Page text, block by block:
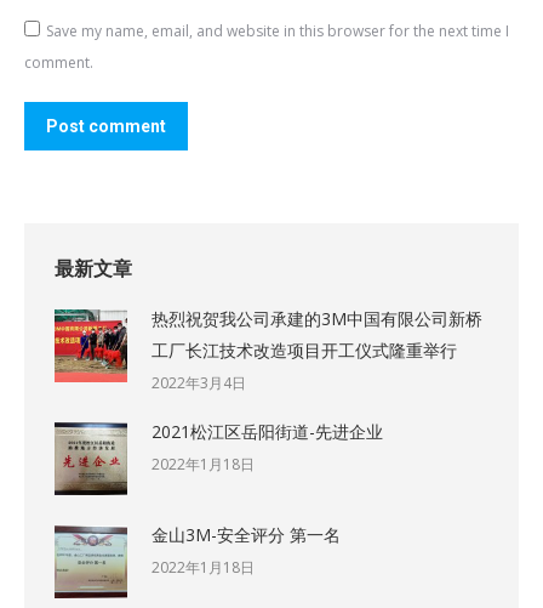
Save my name, email, and website in this browser for the next time I
comment.
Post comment
最新文章
热烈祝贺我公司承建的3M中国有限公司新桥
工厂长江技术改造项目开工仪式隆重举行
2022年3月4日
2021松江区岳阳街道-先进企业
2022年1月18日
金山3M-安全评分 第一名
2022年1月18日